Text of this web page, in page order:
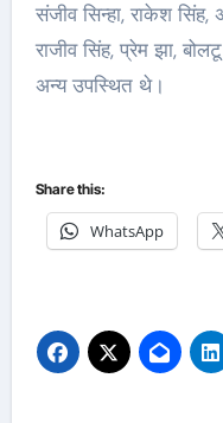
संजीव सिन्हा, राकेश सिंह,
राजीव सिंह, प्रेम झा,
अन्य उपस्थित थे।
Share this:
WhatsApp